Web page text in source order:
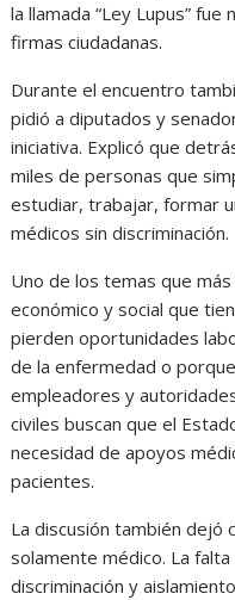
la llamada “Ley Lupus”
firmas ciudadanas.
Durante el encuentro
pidió a diputados y
iniciativa. Explicó que
miles de personas que
estudiar, trabajar, formar
médicos sin discriminación.
Uno de los temas que
económico y social que
pierden oportunidades
de la enfermedad o
empleadores y
civiles buscan que el
necesidad de apoyos
pacientes.
La discusión también dejó
solamente médico. La
discriminación y